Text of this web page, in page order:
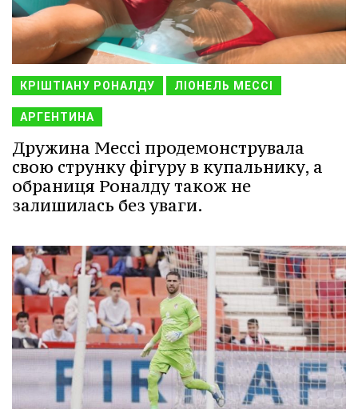
КРІШТІАНУ РОНАЛДУ ЛІОНЕЛЬ МЕССІ
АРГЕНТИНА
Дружина Мессі продемонструвала
свою струнку фігуру в купальнику, а
обраниця Роналду також не
залишилась без уваги.